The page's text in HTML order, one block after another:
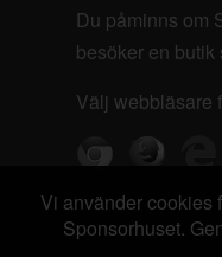
Du påminns om
besöker en
Välj webbläsare
Vi använder cookies
Sponsorhuset.